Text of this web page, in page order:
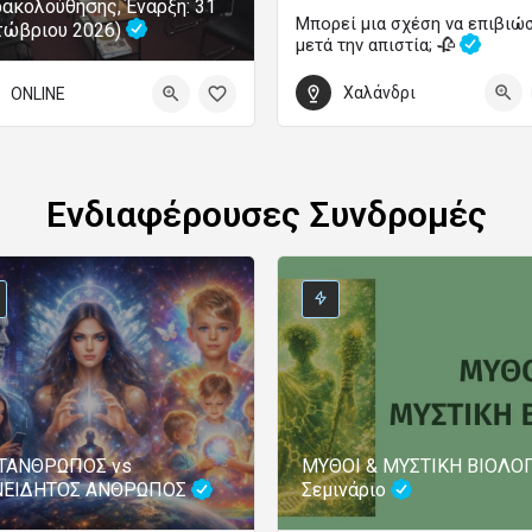
Μπορεί μια σχέση να
μετά την απιστία; 🥀
5 Σεπτεμβρίου 2026 18:00 - 20:00
Χαλάνδρι
Έναρξη: 31
2026)
ONLINE
Ενδιαφέρουσες Συνδρομές
vs
ΑΝΘΡΩΠΟΣ
ΜΥΘΟΙ & ΜΥΣΤΙΚΗ
Σεμινάριο